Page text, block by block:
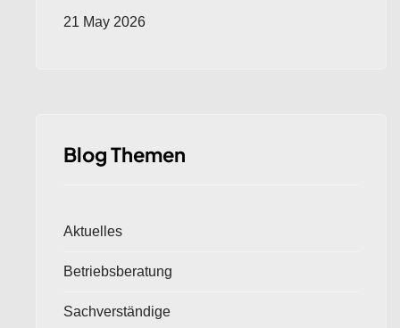
21 May 2026
Blog Themen
Aktuelles
Betriebsberatung
Sachverständige